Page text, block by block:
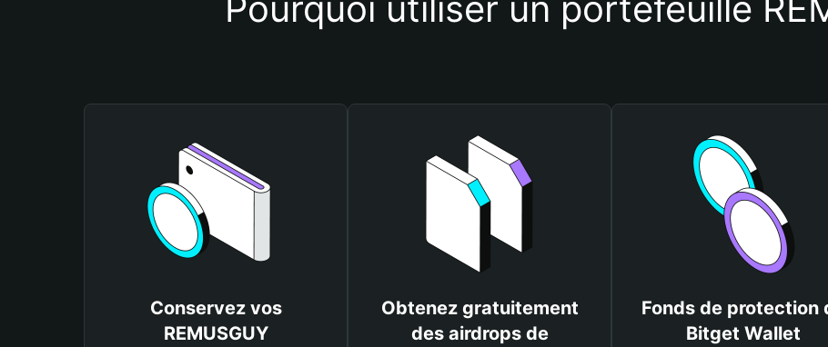
Conservez vos
REMUSGUY
Obtenez gratuitement
des airdrops de
Fonds de protection
Bitget Wallet